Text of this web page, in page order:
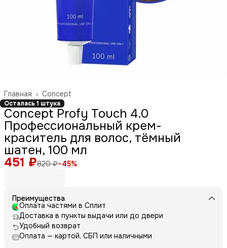
Concept
Главная ›
Осталась 1 штука
Concept Profy Touch 4.0
Профессиональный крем-
краситель для волос, тёмный
шатен, 100 мл
451 ₽820 ₽−45%
Преимущества
Оплата частями в Сплит
Доставка в пункты выдачи или до двери
Удобный возврат
Оплата — картой, СБП или наличными